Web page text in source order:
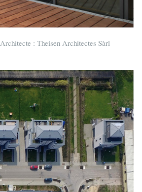
: Theisen Architectes Sàrl